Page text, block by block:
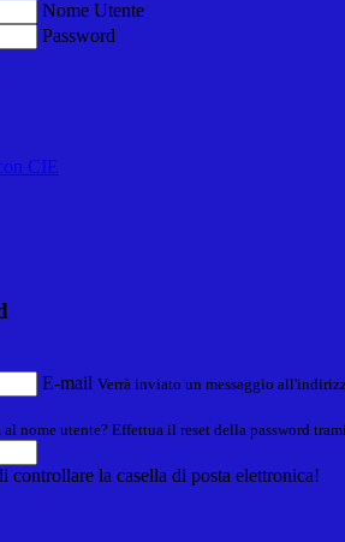
Nome Utente
Password
CIE
E-mail Verrà inviato un messaggio
nome utente? Effettua il reset della password
controllare la casella di posta elettronica!